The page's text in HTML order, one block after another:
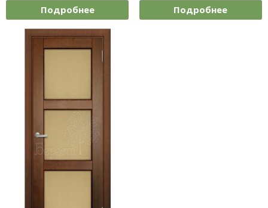
Подробнее Подробнее